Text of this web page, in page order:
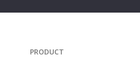
PRODUCT